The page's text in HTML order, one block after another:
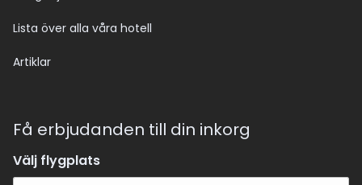
Lista över alla våra hotell
Artiklar
Få erbjudanden till din inkorg
Välj flygplats